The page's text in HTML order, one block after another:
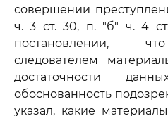
совершении
ч. 3 ст. 30, п. "б" ч. 4
постановлении,
следователем
достаточности
обоснованность
указал, какие